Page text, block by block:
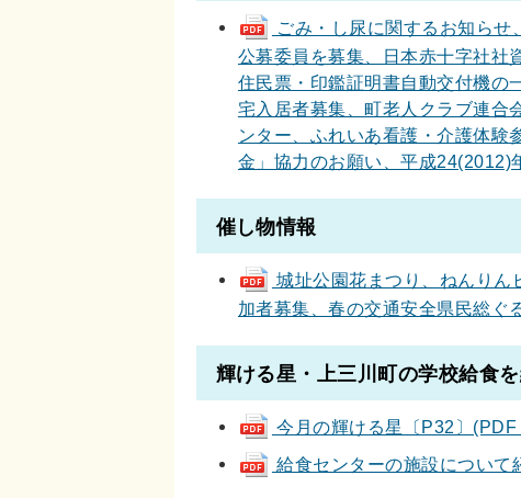
ごみ・し尿に関するお知ら
公募委員を募集、日本赤十字社社
住民票・印鑑証明書自動交付機の
宅入居者募集、町老人クラブ連合
ンター、ふれいあ看護・介護体験
金」協力のお願い、平成
催し物情報
城址公園花まつり、ねんりん
加者募集、春の交通安全県民総
輝ける星・上三川町の学校給食
今月の輝ける星〔P32〕
給食センターの施設につい